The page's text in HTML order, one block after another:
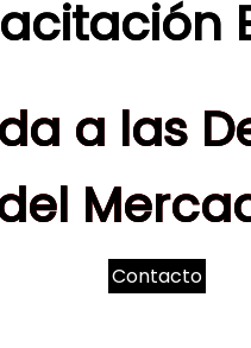
a las
Contacto